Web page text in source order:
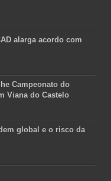
alarga acordo com
Campeonato do
Viana do Castelo
global e o risco da